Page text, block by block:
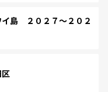
島 ２０２７～２０２